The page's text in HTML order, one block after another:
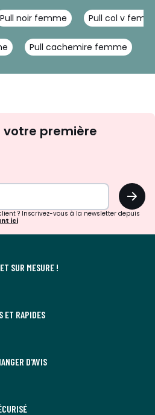
Pull noir femme Pull col v
Pull cachemire femme
d'inspirations
surprises?
votre première
OK
? Inscrivez-vous à la newsletter depuis
ici
SUR MESURE !
ET RAPIDES
D'AVIS